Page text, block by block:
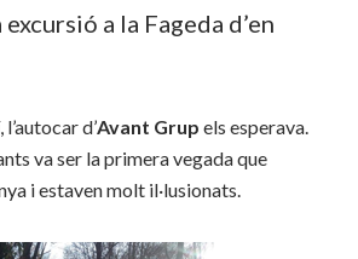
a la Fageda d’en
d’Avant Grup els esperava.
va ser la primera vegada que
i estaven molt il·lusionats.